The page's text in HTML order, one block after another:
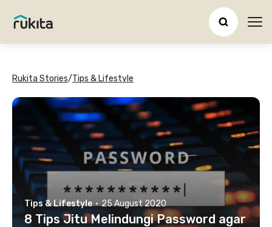
Rukita Stories/Tips & Lifestyle
Tips & Lifestyle · 25 August 2020
8 Tips Jitu Melindungi Password agar